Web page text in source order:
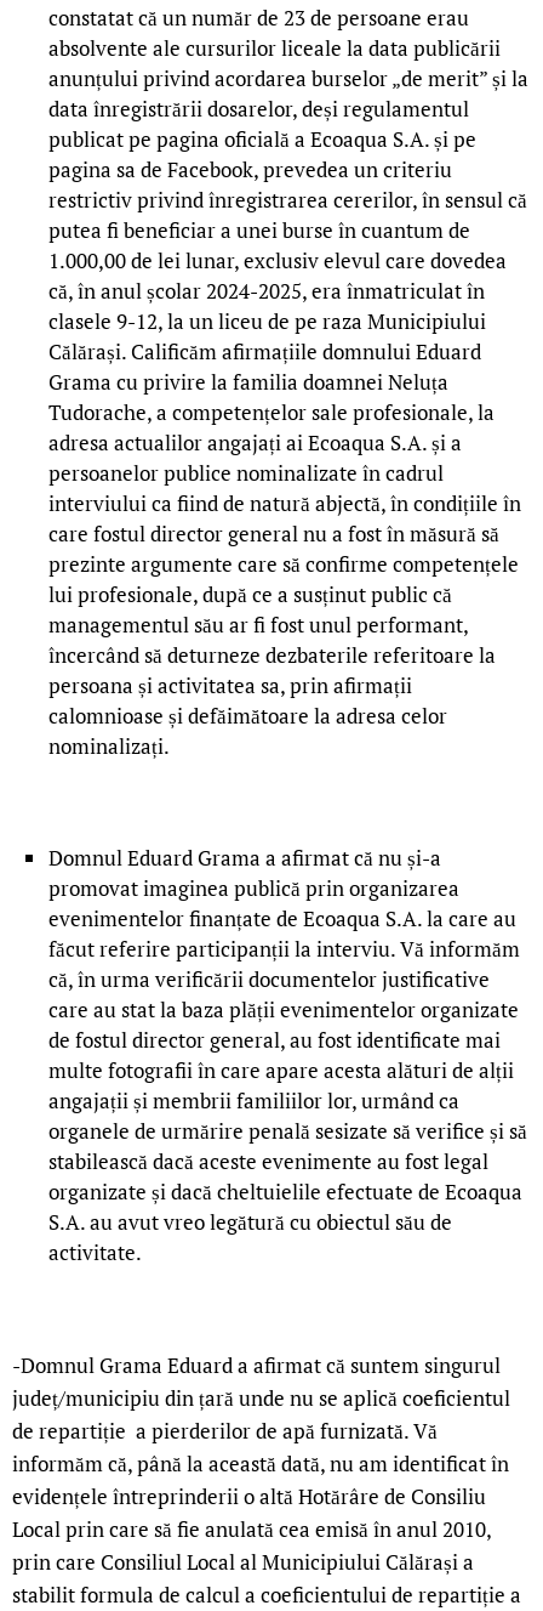
constatat că un număr de 23 de persoane erau
absolvente ale cursurilor liceale la data publicării
anunțului privind acordarea burselor „de merit” și la
data înregistrării dosarelor, deși regulamentul
publicat pe pagina oficială a Ecoaqua S.A. și pe
pagina sa de Facebook, prevedea un criteriu
restrictiv privind înregistrarea cererilor, în sensul că
putea fi beneficiar a unei burse în cuantum de
1.000,00 de lei lunar, exclusiv elevul care dovedea
că, în anul școlar 2024-2025, era înmatriculat în
clasele 9-12, la un liceu de pe raza Municipiului
Călărași. Calificăm afirmațiile domnului Eduard
Grama cu privire la familia doamnei Neluța
Tudorache, a competențelor sale profesionale, la
adresa actualilor angajați ai Ecoaqua S.A. și a
persoanelor publice nominalizate în cadrul
interviului ca fiind de natură abjectă, în condițiile în
care fostul director general nu a fost în măsură să
prezinte argumente care să confirme competențele
lui profesionale, după ce a susținut public că
managementul său ar fi fost unul performant,
încercând să deturneze dezbaterile referitoare la
persoana și activitatea sa, prin afirmații
calomnioase și defăimătoare la adresa celor
nominalizați.
Domnul Eduard Grama a afirmat că nu și-a
promovat imaginea publică prin organizarea
evenimentelor finanțate de Ecoaqua S.A. la care au
făcut referire participanții la interviu. Vă informăm
că, în urma verificării documentelor justificative
care au stat la baza plății evenimentelor organizate
de fostul director general, au fost identificate mai
multe fotografii în care apare acesta alături de alții
angajații și membrii familiilor lor, urmând ca
organele de urmărire penală sesizate să verifice și să
stabilească dacă aceste evenimente au fost legal
organizate și dacă cheltuielile efectuate de Ecoaqua
S.A. au avut vreo legătură cu obiectul său de
activitate.
-Domnul Grama Eduard a afirmat că suntem singurul
județ/municipiu din țară unde nu se aplică coeficientul
de repartiție a pierderilor de apă furnizată. Vă
informăm că, până la această dată, nu am identificat în
evidențele întreprinderii o altă Hotărâre de Consiliu
Local prin care să fie anulată cea emisă în anul 2010,
prin care Consiliul Local al Municipiului Călărași a
stabilit formula de calcul a coeficientului de repartiție a